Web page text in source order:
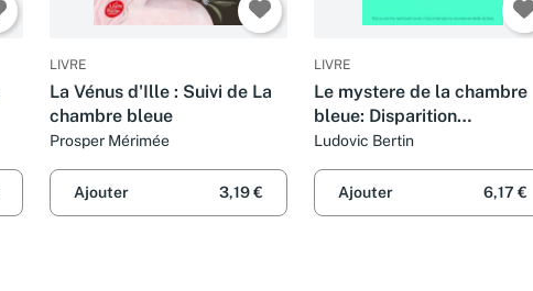
LIVRE
La Vénus d'Ille : Suivi de La
chambre bleue
Prosper Mérimée
Ajouter 3,19 €
LIVRE
Le mystere de la chambre
bleue: Disparition
inquiétante à Dunkerque
Ludovic Bertin
Ajouter 6,17 €